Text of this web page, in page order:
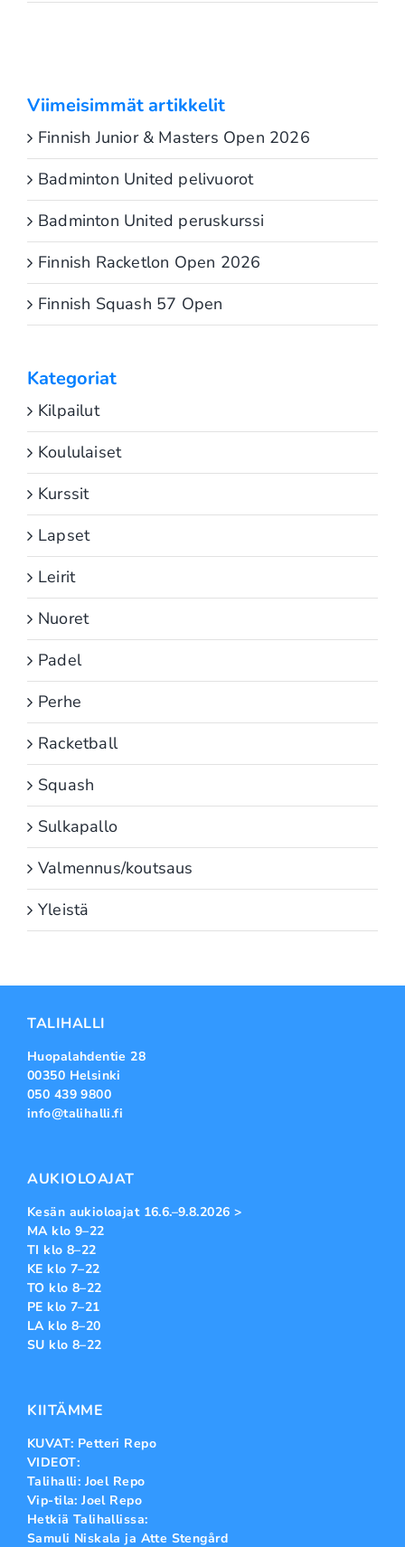
Viimeisimmät artikkelit
Finnish Junior & Masters Open 2026
Badminton United pelivuorot
Badminton United peruskurssi
Finnish Racketlon Open 2026
Finnish Squash 57 Open
Kategoriat
Kilpailut
Koululaiset
Kurssit
Lapset
Leirit
Nuoret
Padel
Perhe
Racketball
Squash
Sulkapallo
Valmennus/koutsaus
Yleistä
TALIHALLI
Huopalahdentie 28
00350 Helsinki
050 439 9800
info@talihalli.fi
AUKIOLOAJAT
Kesän aukioloajat 16.6.–9.8.2026 >
MA klo 9–22
TI klo 8–22
KE klo 7–22
TO klo 8–22
PE klo 7–21
LA klo 8–20
SU klo 8–22
KIITÄMME
KUVAT: Petteri Repo
VIDEOT:
Talihalli: Joel Repo
Vip-tila: Joel Repo
Hetkiä Talihallissa:
Samuli Niskala ja Atte Stengård